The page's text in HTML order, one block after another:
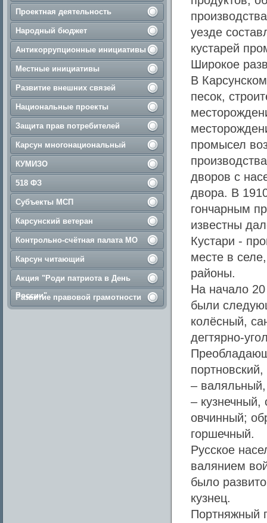
Проектная деятельность
Народный бюджет
Антикоррупционные инициативы
Местные инициативы
Развитие внешних связей
Национальные проекты
Защита прав потребителей
Карсун многонациональный
КУМИЗО
518 ФЗ
Субъекты МСП
Карсунский ветеран
Контрольно-счётная палата МО
Карсун читающий
Акция "Роди патриота в День
России"
Развитие правовой грамотности
уезде
кустарей
Широкое
В
песок,
промысел
дворов с
двора. В
гончарным
известны
Кустари -
месте в
районы.
На начало
были
колёсный,
дегтярно-
– валяльный,
– кузнечный,
овчинный;
горшечный.
Русское
валянием
было
кузнец.
Портняжный